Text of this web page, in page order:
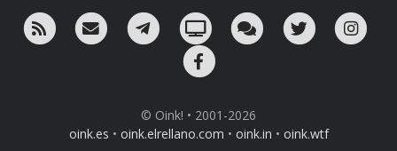
RSS ¡Mándame un email!¡Nuestro canal en Telegram!
Oink! TV Charla con nosotros
Twitter
© Oink! • 2001-2026
oink.es • oink.elrellano.com • oink.in • oink.wtf